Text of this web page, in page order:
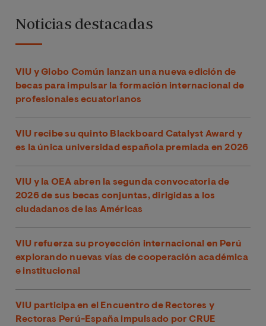
Noticias destacadas
VIU y Globo Común lanzan una nueva edición de
becas para impulsar la formación internacional de
profesionales ecuatorianos
VIU recibe su quinto Blackboard Catalyst Award y
es la única universidad española premiada en 2026
VIU y la OEA abren la segunda convocatoria de
2026 de sus becas conjuntas, dirigidas a los
ciudadanos de las Américas
VIU refuerza su proyección internacional en Perú
explorando nuevas vías de cooperación académica
e institucional
VIU participa en el Encuentro de Rectores y
Rectoras Perú-España impulsado por CRUE